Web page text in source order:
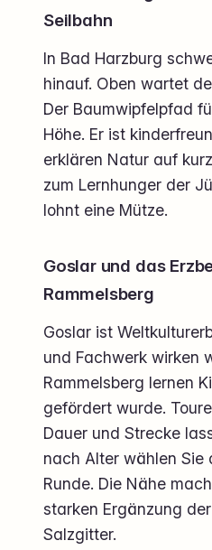
Seilbahn
In Bad Harzburg
hinauf. Oben wartet
Der Baumwipfelpfad
Höhe. Er ist
erklären Natur auf
zum Lernhunger der
lohnt eine Mütze.
Goslar und das
Rammelsberg
Goslar ist
und Fachwerk wirken
Rammelsberg lernen
gefördert wurde.
Dauer und Strecke
nach Alter wählen Sie
Runde. Die Nähe
starken Ergänzung
Salzgitter.